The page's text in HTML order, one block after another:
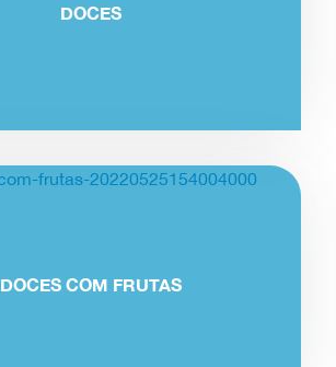
DOCES
DOCES COM FRUTAS